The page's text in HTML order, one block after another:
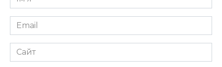
*
Email
*
Сайт